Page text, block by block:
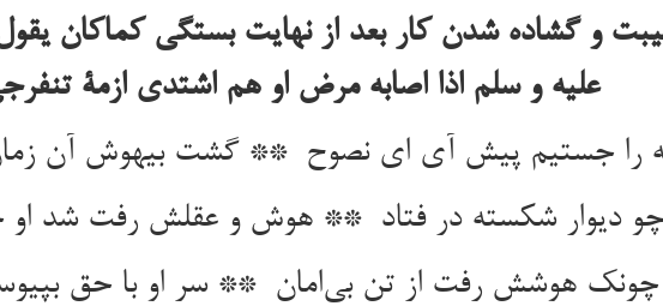
و گشاده شدن کار بعد از نهایت بستگی کماکان یقول
علیه و سلم اذا اصابه مرض او هم اشتدی ازمة تنفرجی
چونک هوشش رفت از تن بی‌امان ** سر او با حق بپیوست آن زمان